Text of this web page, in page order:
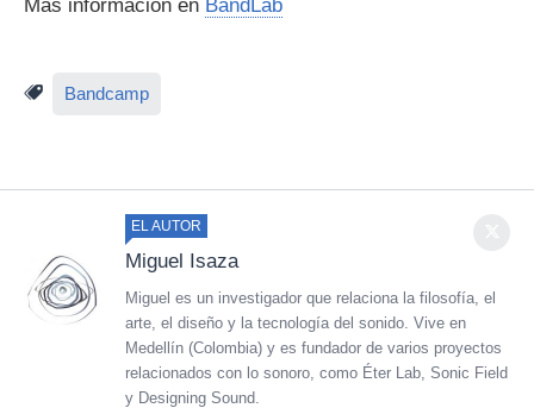
Más información en BandLab
Bandcamp
EL AUTOR
Miguel Isaza
Miguel es un investigador que relaciona la filosofía, el
arte, el diseño y la tecnología del sonido. Vive en
Medellín (Colombia) y es fundador de varios proyectos
relacionados con lo sonoro, como Éter Lab, Sonic Field
y Designing Sound.